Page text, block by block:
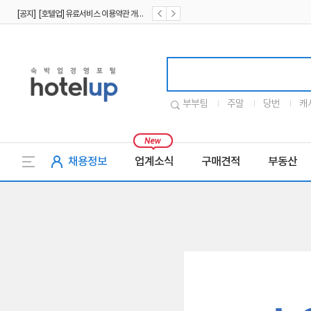
부부팀 주말 당번 캐
채용정보 업계소식 구매견적 부동산